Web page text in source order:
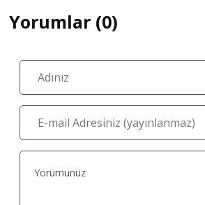
Yorumlar (0)